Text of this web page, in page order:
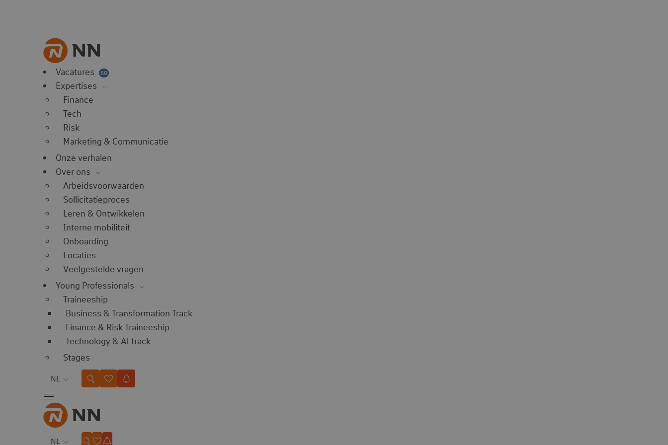
Vacatures 60
Expertises
Finance
Tech
Risk
Marketing & Communicatie
Onze verhalen
Over ons
Arbeidsvoorwaarden
Sollicitatieproces
Leren & Ontwikkelen
Interne mobiliteit
Onboarding
Locaties
Veelgestelde vragen
Young Professionals
Traineeship
Business & Transformation Track
Finance & Risk Traineeship
Technology & AI track
Stages
NL
NL